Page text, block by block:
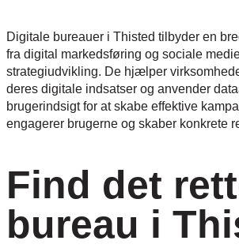
Digitale bureauer i Thisted tilbyder en
fra digital markedsføring og sociale
strategiudvikling. De hjælper
deres digitale indsatser og anvender
brugerindsigt for at skabe effektive
engagerer brugerne og skaber konkrete
Find det
bureau i